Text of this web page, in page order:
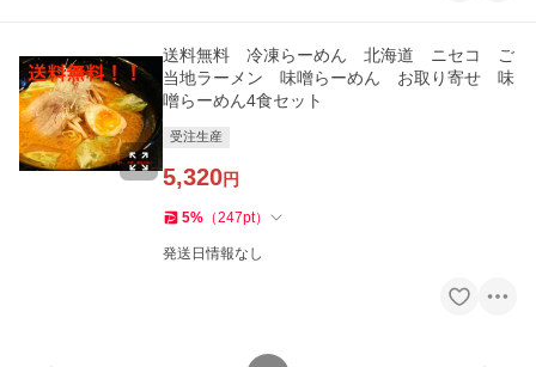
送料無料 冷凍らーめん 北海道 ニセコ ご
当地ラーメン 味噌らーめん お取り寄せ 味
噌らーめん4食セット
受注生産
5,320円
5% （247pt）
発送日情報なし